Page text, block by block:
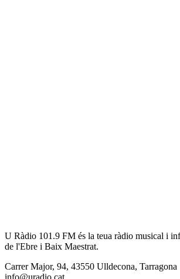
U Ràdio 101.9 FM és la teua ràdio musical i
de l'Ebre i Baix Maestrat.
Carrer Major, 94, 43550 Ulldecona, Tarragona
info@uradio.cat